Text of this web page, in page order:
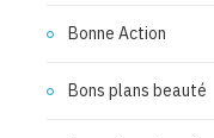
Bonne Action
Bons plans beauté